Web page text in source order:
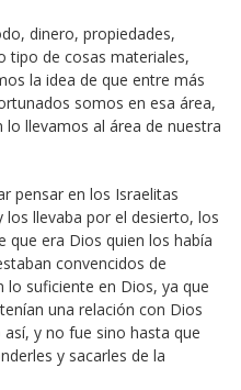
dinero, propiedades,
tipo de cosas materiales,
la idea de que entre más
somos en esa área,
llevamos al área de nuestra
pensar en los Israelitas
llevaba por el desierto, los
que era Dios quien los había
convencidos de
lo suficiente en Dios, ya que
una relación con Dios
y no fue sino hasta que
y sacarles de la